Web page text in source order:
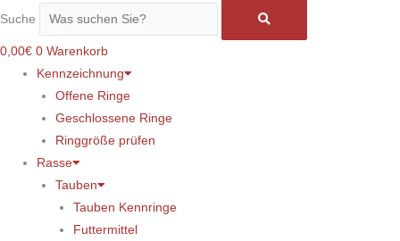
Suche
0,00€ 0 Warenkorb
Kennzeichnung
Offene Ringe
Geschlossene Ringe
Ringgröße prüfen
Rasse
Tauben
Tauben Kennringe
Futtermittel